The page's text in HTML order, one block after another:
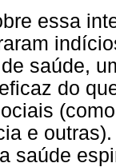
essa
saúde,
do
e
saúde